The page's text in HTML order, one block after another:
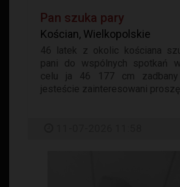
Pan szuka pary
Kościan, Wielkopolskie
46 latek z okolic kościana
pani do wspólnych spotkań
celu ja 46 177 cm
jesteście zainteresowani proszę